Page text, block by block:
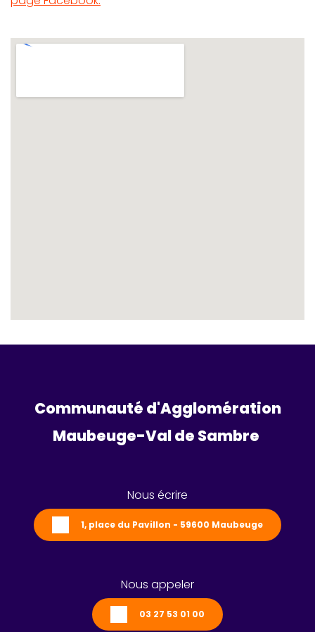
Communauté d'Agglomération
Maubeuge-Val de Sambre
Nous écrire
1, place du Pavillon - 59600 Maubeuge
Nous appeler
03 27 53 01 00